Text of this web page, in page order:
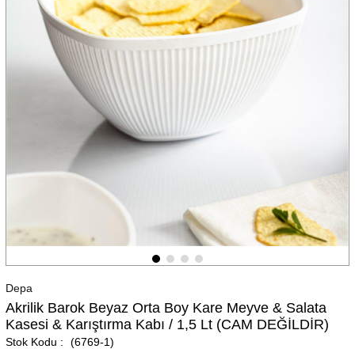
Depa
Akrilik Barok Beyaz Orta Boy Kare Meyve & Salata
Kasesi & Karıştırma Kabı / 1,5 Lt (CAM DEĞİLDİR)
(6769-1)